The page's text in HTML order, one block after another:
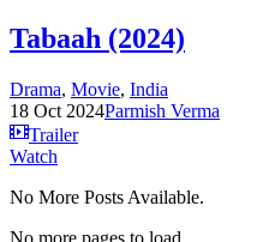
Tabaah (2024)
Drama, Movie, India
18 Oct 2024Parmish Verma
Trailer
Watch
No More Posts Available.